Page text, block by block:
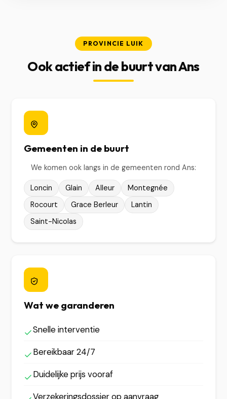
PROVINCIE LUIK
Ook actief in de buurt van Ans
Gemeenten in de buurt
We komen ook langs in de gemeenten rond Ans:
Loncin Glain Alleur
Montegnée
Rocourt
Grace Berleur
Lantin
Saint-Nicolas
Wat we garanderen
Snelle interventie
Bereikbaar 24/7
Duidelijke prijs vooraf
Verzekeringsdossier op aanvraag